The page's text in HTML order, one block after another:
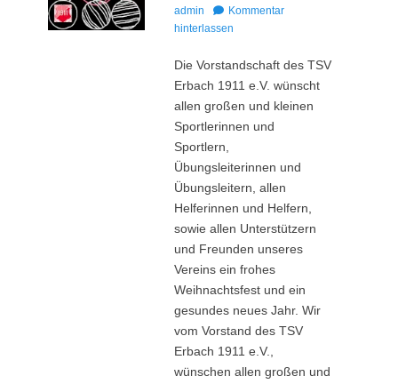
on
admin
Kommentar
hinterlassen
Die Vorstandschaft des TSV
Erbach 1911 e.V. wünscht
allen großen und kleinen
Sportlerinnen und
Sportlern,
Übungsleiterinnen und
Übungsleitern, allen
Helferinnen und Helfern,
sowie allen Unterstützern
und Freunden unseres
Vereins ein frohes
Weihnachtsfest und ein
gesundes neues Jahr. Wir
vom Vorstand des TSV
Erbach 1911 e.V.,
wünschen allen großen und